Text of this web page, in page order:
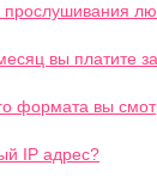
прослушивания
вы платите
формата вы
IP адрес?